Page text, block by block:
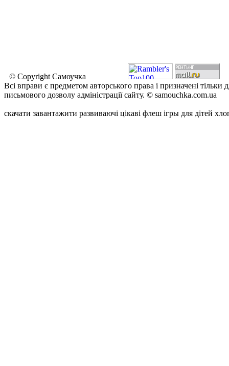
© Copyright Самоучка
Всі вправи є предметом авторського права і призначені
письмового дозволу адміністрації сайту. © samouchka.com.ua
скачати завантажити развиваючі цікаві флеш ігры для дітей